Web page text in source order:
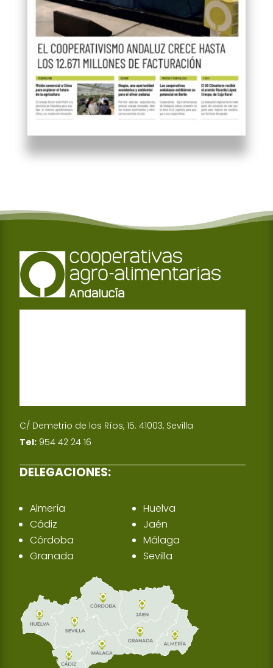
C/ Demetrio de los Ríos, 15. 41003, Sevilla
Tel: 954 42 24 16
DELEGACIONES:
Almería
Cádiz
Córdoba
Granada
Huelva
Jaén
Málaga
Sevilla